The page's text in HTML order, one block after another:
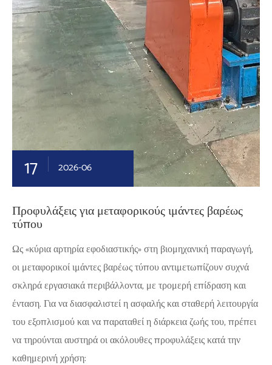
17 2026-06
Προφυλάξεις για μεταφορικούς ιμάντες βαρέως
τύπου
Ως «κύρια αρτηρία εφοδιαστικής» στη βιομηχανική παραγωγή,
οι μεταφορικοί ιμάντες βαρέως τύπου αντιμετωπίζουν συχνά
σκληρά εργασιακά περιβάλλοντα, με τρομερή επίδραση και
ένταση. Για να διασφαλιστεί η ασφαλής και σταθερή λειτουργία
του εξοπλισμού και να παραταθεί η διάρκεια ζωής του, πρέπει
να τηρούνται αυστηρά οι ακόλουθες προφυλάξεις κατά την
καθημερινή χρήση: